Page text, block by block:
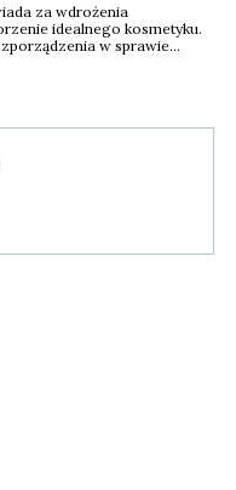
za wdrożenia
idealnego kosmetyku.
w sprawie